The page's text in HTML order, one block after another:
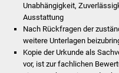
Unabhängigkeit,
Ausstattung
Nach Rückfragen der
weitere Unterlagen
Kopie der Urkunde als
vor, ist zur fachlichen